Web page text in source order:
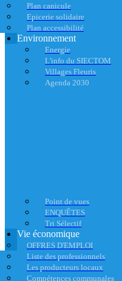
Plan canicule
Epicerie solidaire
Plan accessibilité
Environnement
Energie
L'info du SIECTOM
Villages Fleuris
Agenda 2030
Point de vues
ENQUÊTES
Tri Sélectif
Vie économique
OFFRES D'EMPLOI
Liste des professionnels
Les producteurs locaux
Compétences communales